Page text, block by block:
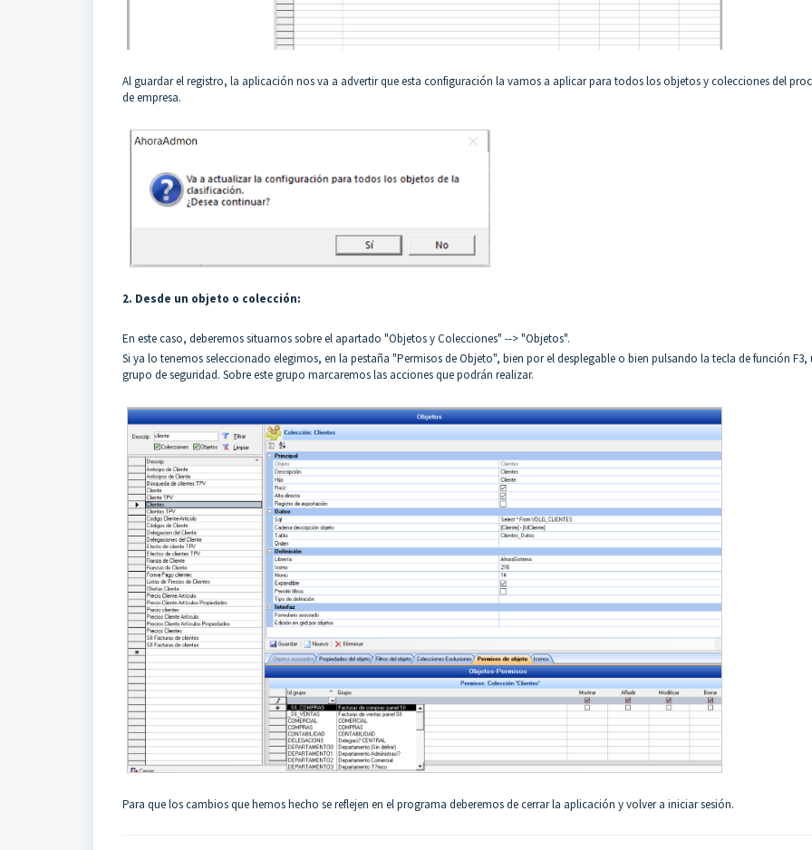
Al guardar el registro, la aplicación nos va a advertir que esta configuración la vamos a aplicar para todos los objetos y colecciones del
de empresa.
2. Desde un objeto o colección:
En este caso, deberemos situarnos sobre el apartado "Objetos y Colecciones" --> "Objetos".
Si ya lo tenemos seleccionado elegimos, en la pestaña "Permisos de Objeto", bien por el desplegable o bien pulsando la tecla de función F3,
grupo de seguridad. Sobre este grupo marcaremos las acciones que podrán realizar.
Para que los cambios que hemos hecho se reflejen en el programa deberemos de cerrar la aplicación y volver a iniciar sesión.